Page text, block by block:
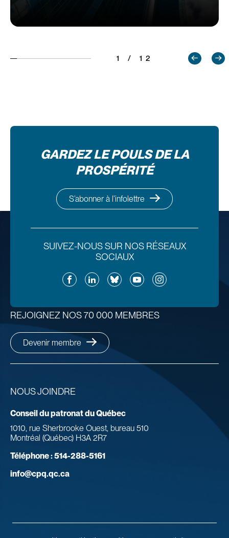
1 / 12
GARDEZ LE POULS DE LA
PROSPÉRITÉ
S’abonner à l’infolettre
SUIVEZ-NOUS SUR NOS RÉSEAUX
SOCIAUX
FacebookLinkedInBlueskyYouTubeInstagram
NOUS JOINDRE
Conseil du patronat du Québec
1010, rue Sherbrooke Ouest, bureau 510
Montréal (Québec) H3A 2R7
Téléphone :514-288-5161
info@cpq.qc.ca
REJOIGNEZ NOS 70 000 MEMBRES
Devenir membre